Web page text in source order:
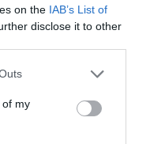
on the IAB’s List of
disclose it to other
one or more Google
You may click to
its third-party tags to
in below Google
of my